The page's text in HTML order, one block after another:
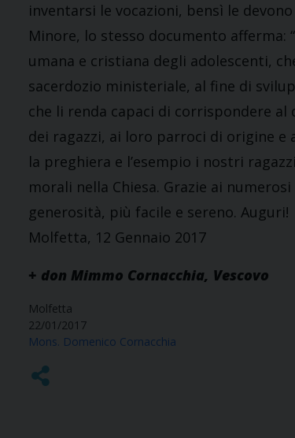
inventarsi le vocazioni, bensì le
Minore, lo stesso documento afferma:
umana e cristiana degli adolescenti,
sacerdozio ministeriale, al fine di
che li renda capaci di corrispondere al
dei ragazzi, ai loro parroci di origine e
la preghiera e l’esempio i nostri
morali nella Chiesa. Grazie ai
generosità, più facile e sereno. Auguri!
Molfetta, 12 Gennaio 2017
+ don Mimmo Cornacchia, Vescovo
Molfetta
22/01/2017
Mons. Domenico Cornacchia